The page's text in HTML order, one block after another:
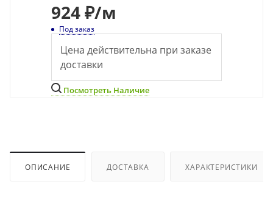
924₽/м
Под заказ
Цена действительна при заказе
доставки
Посмотреть Наличие
ОПИСАНИЕ ДОСТАВКА ХАРАКТЕРИСТИКИ